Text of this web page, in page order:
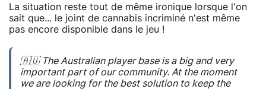
La situation reste tout de même ironique lorsque l'on
sait que... le joint de cannabis incriminé n'est même
pas encore disponible dans le jeu !
🇦🇺 The Australian player base is a big and very
important part of our community. At the moment
we are looking for the best solution to keep the